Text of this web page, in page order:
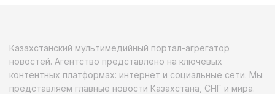
Казахстанский мультимедийный портал-агрегатор
новостей. Агентство представлено на ключевых
контентных платформах: интернет и социальные сети. Мы
представляем главные новости Казахстана, СНГ и мира.